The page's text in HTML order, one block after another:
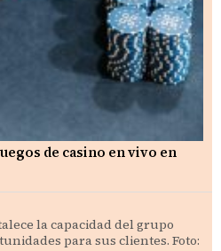
de casino en vivo en